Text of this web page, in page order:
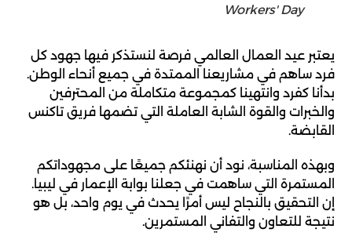
Workers' Day
يعتبر عيد العمال العالمي فرصة لنستذكر فيها جهود كل
فرد ساهم في مشاريعنا الممتدة في جميع أنحاء الوطن.
بدأنا كفرد وانتهينا كمجموعة متكاملة من المحترفين
والخبرات والقوة الشابة العاملة التي تضمها فريق تاكنس
القابضة.
وبهذه المناسبة، نود أن نهنئكم جميعًا على مجهوداتكم
المستمرة التي ساهمت في جعلنا بوابة الإعمار في ليبيا.
إن التحقيق بالنجاح ليس أمرًا يحدث في يوم واحد، بل هو
نتيجة للتعاون والتفاني المستمرين.